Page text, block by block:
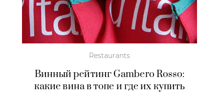
Restaurants
Винный рейтинг Gambero Rosso:
какие вина в топе и где их купить